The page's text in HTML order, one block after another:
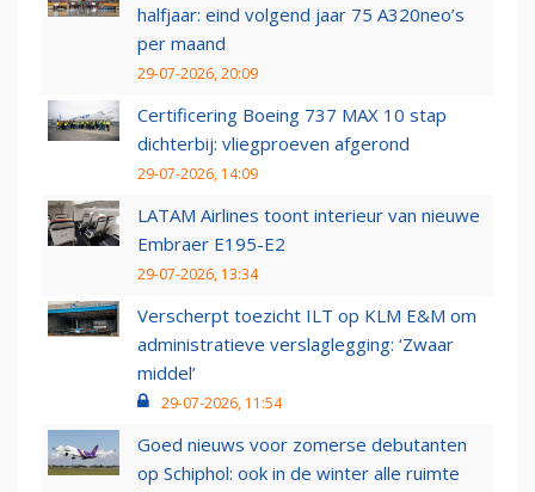
halfjaar: eind volgend jaar 75 A320neo’s
per maand
29-07-2026, 20:09
Certificering Boeing 737 MAX 10 stap
dichterbij: vliegproeven afgerond
29-07-2026, 14:09
LATAM Airlines toont interieur van nieuwe
Embraer E195-E2
29-07-2026, 13:34
Verscherpt toezicht ILT op KLM E&M om
administratieve verslaglegging: ‘Zwaar
middel’
29-07-2026, 11:54
Goed nieuws voor zomerse debutanten
op Schiphol: ook in de winter alle ruimte